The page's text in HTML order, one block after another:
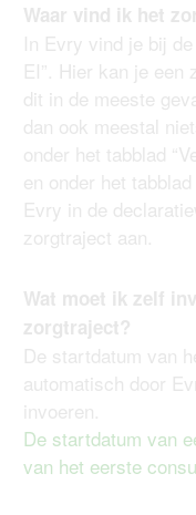
Waar vind ik het
In Evry vind je bij
EI”. Hier kan je
dit in de meeste
dan ook meestal
onder het tabblad
en onder het
Evry in de
zorgtraject aan.
Wat moet ik zelf
zorgtraject?
De startdatum van
automatisch door
invoeren.
De startdatum van
van het eerste